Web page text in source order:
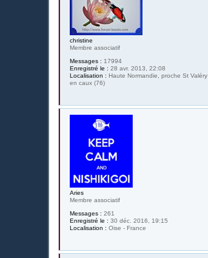
christine
Membre associatif
Messages : 17994
Enregistré le : 28 avr. 2013, 22:08
Localisation : Haute Normandie, proche St Valéry
en caux (76)
Aries
Membre associatif
Messages : 261
Enregistré le : 30 déc. 2016, 19:15
Localisation : Oise - France